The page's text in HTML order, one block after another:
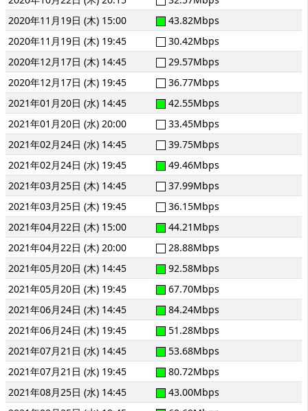
2020年11月19日 (木) 15:00
43.82Mbps
2020年11月19日 (木) 19:45
30.42Mbps
2020年12月17日 (木) 14:45
29.57Mbps
2020年12月17日 (木) 19:45
36.77Mbps
2021年01月20日 (水) 14:45
42.55Mbps
2021年01月20日 (水) 20:00
33.45Mbps
2021年02月24日 (水) 14:45
39.75Mbps
2021年02月24日 (水) 19:45
49.46Mbps
2021年03月25日 (木) 14:45
37.99Mbps
2021年03月25日 (木) 19:45
36.15Mbps
2021年04月22日 (木) 15:00
44.21Mbps
2021年04月22日 (木) 20:00
28.88Mbps
2021年05月20日 (木) 14:45
92.58Mbps
2021年05月20日 (木) 19:45
67.70Mbps
2021年06月24日 (木) 14:45
84.24Mbps
2021年06月24日 (木) 19:45
51.28Mbps
2021年07月21日 (水) 14:45
53.68Mbps
2021年07月21日 (水) 19:45
80.72Mbps
2021年08月25日 (水) 14:45
43.00Mbps